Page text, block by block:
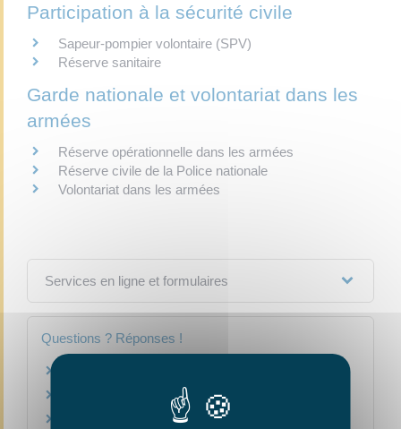
Participation à la sécurité civile
Sapeur-pompier volontaire (SPV)
Réserve sanitaire
Garde nationale et volontariat dans les
armées
Réserve opérationnelle dans les armées
Réserve civile de la Police nationale
Volontariat dans les armées
Services en ligne et formulaires
Questions ? Réponses !
Dans quelle réserve peut-on s'engager ?
Qu'est-ce qu'un jeune sapeur-pompier (JSP) ?